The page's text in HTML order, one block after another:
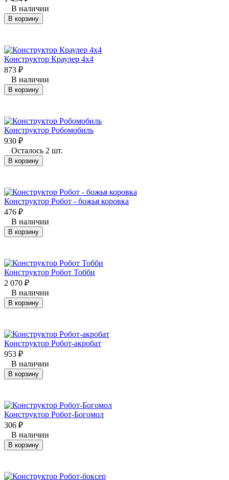
В наличии
В корзину
Конструктор Краулер 4х4
873 ₽
В наличии
В корзину
Конструктор Робомобиль
930 ₽
Осталось 2 шт.
В корзину
Конструктор Робот - божья коровка
476 ₽
В наличии
В корзину
Конструктор Робот Тобби
2 070 ₽
В наличии
В корзину
Конструктор Робот-акробат
953 ₽
В наличии
В корзину
Конструктор Робот-Богомол
306 ₽
В наличии
В корзину